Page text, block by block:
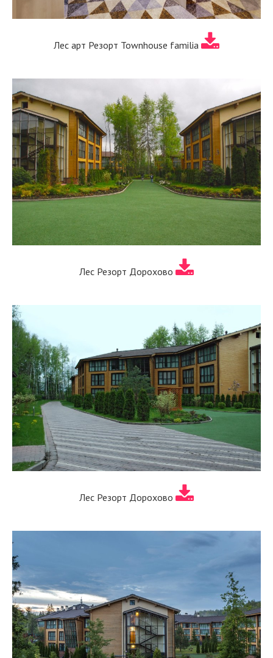
Лес арт Резорт Townhouse familia
Лес Резорт Дорохово
Лес Резорт Дорохово